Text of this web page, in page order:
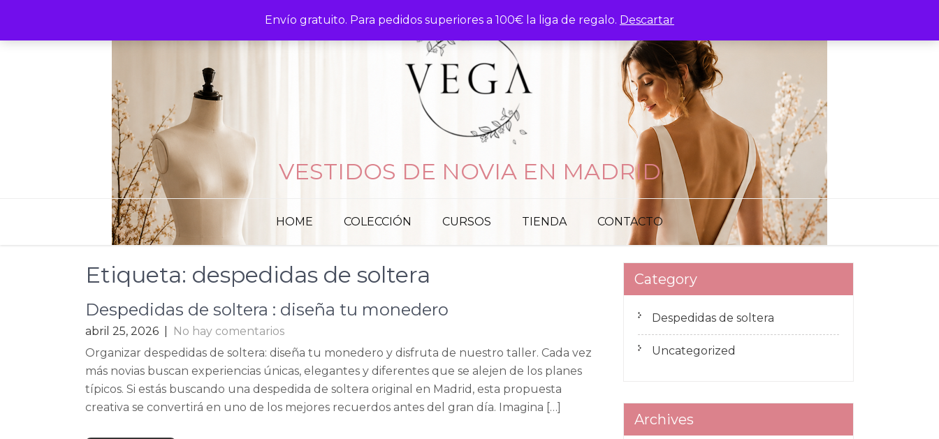
Envío gratuito. Para pedidos superiores a 100€ la liga de regalo. Descartar
content
VESTIDOS DE NOVIA EN MADRID
HOME COLECCIÓN CURSOS TIENDA CONTACTO
Etiqueta: despedidas de soltera
Despedidas de soltera : diseña tu monedero
abril 25, 2026
No hay comentarios
Organizar despedidas de soltera: diseña tu monedero y disfruta de nuestro taller. Cada vez
más novias buscan experiencias únicas, elegantes y diferentes que se alejen de los planes
típicos. Si estás buscando una despedida de soltera original en Madrid, esta propuesta
creativa se convertirá en uno de los mejores recuerdos antes del gran día. Imagina […]
Category
Despedidas de soltera
Uncategorized
Archives